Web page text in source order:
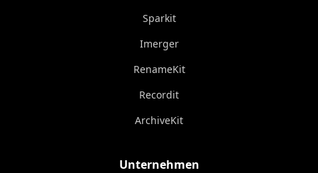
Sparkit
Imerger
RenameKit
Recordit
ArchiveKit
Unternehmen